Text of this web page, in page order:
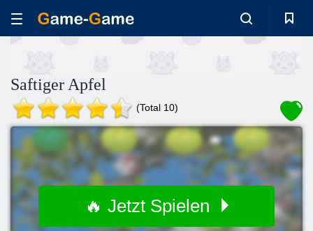
Saftiger Apfel
(Total 10)
🔥 Jetzt Spielen